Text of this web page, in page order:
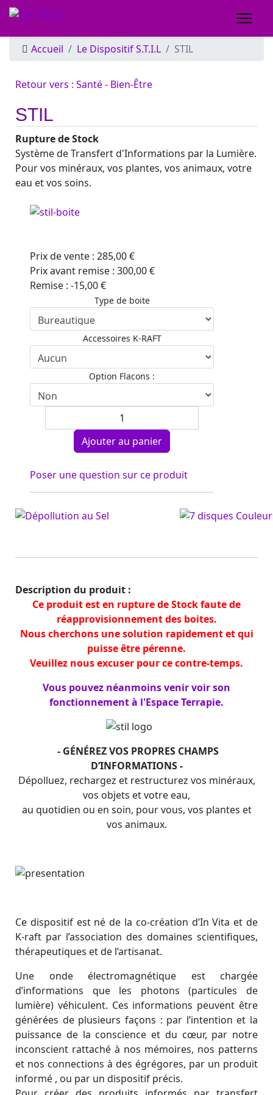
Accueil Le Dispositif S.T.I.L STIL
Retour vers : Santé - Bien-Être
STIL
Rupture de Stock
Système de Transfert d'Informations par la Lumière.
Pour vos minéraux, vos plantes, vos animaux, votre
eau et vos soins.
Prix ​​de vente : 285,00 €
Prix avant remise : 300,00 €
Remise : -15,00 €
Type de boite
Accessoires K-RAFT
Option Flacons :
Poser une question sur ce produit
Description du produit :
Ce produit est en rupture de Stock faute de
réapprovisionnement des boites.
Nous cherchons une solution rapidement et qui
puisse être pérenne.
Veuillez nous excuser pour ce contre-temps.
Vous pouvez néanmoins venir voir son
fonctionnement à l'Espace Terrapie.
- GÉNÉREZ VOS PROPRES CHAMPS
D’INFORMATIONS -
Dépolluez, rechargez et restructurez vos minéraux,
vos objets et votre eau,
au quotidien ou en soin, pour vous, vos plantes et
vos animaux.
Ce dispositif est né de la co-création d’In Vita et de
K-raft par l’association des domaines scientifiques,
thérapeutiques et de l’artisanat.
Une onde électromagnétique est chargée
d’informations que les photons (particules de
lumière) véhiculent. Ces informations peuvent être
générées de plusieurs façons : par l’intention et la
puissance de la conscience et du cœur, par notre
inconscient rattaché à nos mémoires, nos patterns
et nos connections à des égrégores, par un produit
informé , ou par un dispositif précis.